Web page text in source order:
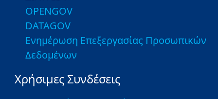
OPENGOV
DATAGOV
Ενημέρωση Επεξεργασίας Προσωπικών
Δεδομένων
Χρήσιμες Συνδέσεις